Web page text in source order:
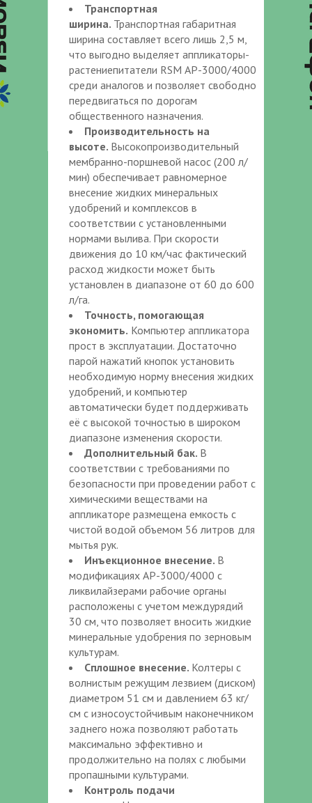
Транспортная
ширина. Транспортная габаритная
ширина составляет всего лишь 2,5 м,
что выгодно выделяет аппликаторы-
растениепитатели RSM АР-3000/4000
среди аналогов и позволяет свободно
передвигаться по дорогам
общественного назначения.
Производительность на
высоте. Высокопроизводительный
мембранно-поршневой насос (200 л/
мин) обеспечивает равномерное
внесение жидких минеральных
удобрений и комплексов в
соответствии с установленными
нормами вылива. При скорости
движения до 10 км/час фактический
расход жидкости может быть
установлен в диапазоне от 60 до 600
л/га.
Точность, помогающая
экономить. Компьютер аппликатора
прост в эксплуатации. Достаточно
парой нажатий кнопок установить
необходимую норму внесения жидких
удобрений, и компьютер
автоматически будет поддерживать
её с высокой точностью в широком
диапазоне изменения скорости.
Дополнительный бак. В
соответствии с требованиями по
безопасности при проведении работ с
химическими веществами на
аппликаторе размещена емкость с
чистой водой объемом 56 литров для
мытья рук.
Инъекционное внесение. В
модификациях АР-3000/4000 с
ликвилайзерами рабочие органы
расположены с учетом междурядий
30 см, что позволяет вносить жидкие
минеральные удобрения по зерновым
культурам.
Сплошное внесение. Колтеры с
волнистым режущим лезвием (диском)
диаметром 51 см и давлением 63 кг/
см с износоустойчивым наконечником
заднего ножа позволяют работать
максимально эффективно и
продолжительно на полях с любыми
пропашными культурами.
Контроль подачи